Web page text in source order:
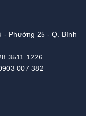
- Phường 25 - Q. Bình
007 382